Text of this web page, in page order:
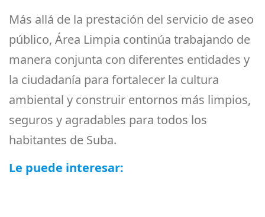
Más allá de la prestación del servicio de aseo
público, Área Limpia continúa trabajando de
manera conjunta con diferentes entidades y
la ciudadanía para fortalecer la cultura
ambiental y construir entornos más limpios,
seguros y agradables para todos los
habitantes de Suba.
Le puede interesar: